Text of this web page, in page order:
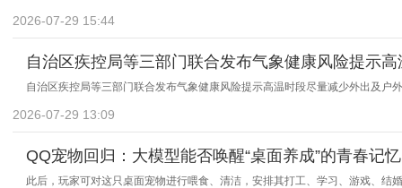
2026-07-29 15:44
自治区疾控局等三部门联合发布气象健康风险提示高
自治区疾控局等三部门联合发布气象健康风险提示高温时段尽量减少外出及户
2026-07-29 13:09
QQ宠物回归：大模型能否唤醒“桌面养成”的青春记忆
此后，玩家可对这只桌面宠物进行喂食、清洁，安排其打工、学习、游戏、结